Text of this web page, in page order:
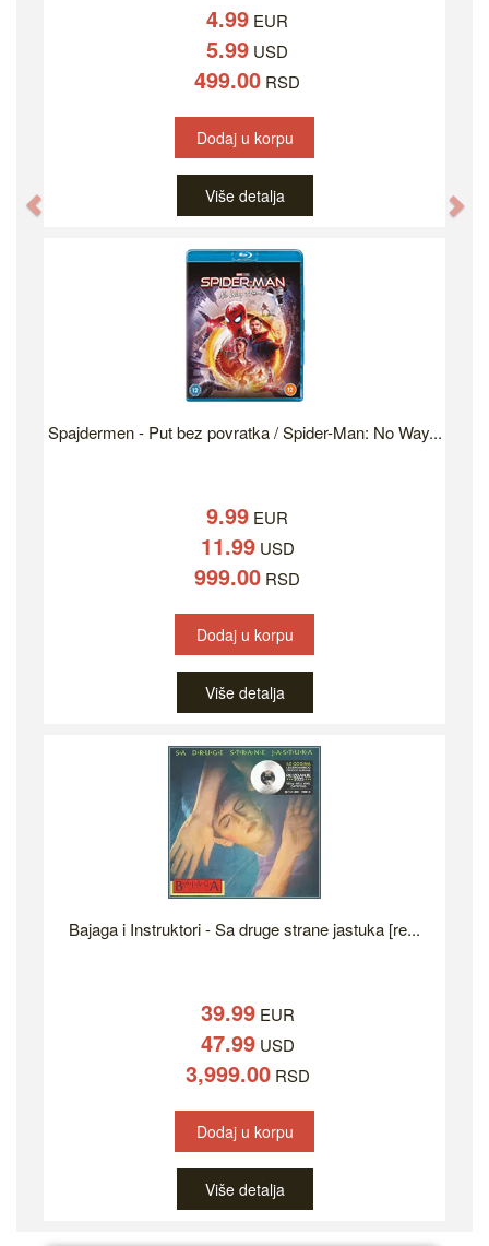
4.99 EUR
5.99 USD
499.00 RSD
Dodaj u korpu
Više detalja
Spajdermen - Put bez povratka / Spider-Man: No Way...
9.99 EUR
11.99USD
999.00 RSD
Dodaj u korpu
Više detalja
Bajaga i Instruktori - Sa druge strane jastuka [re...
39.99EUR
47.99USD
3,999.00RSD
Dodaj u korpu
Više detalja